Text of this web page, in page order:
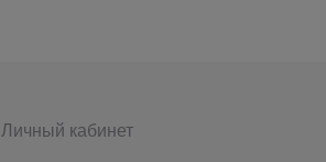
Личный кабинет